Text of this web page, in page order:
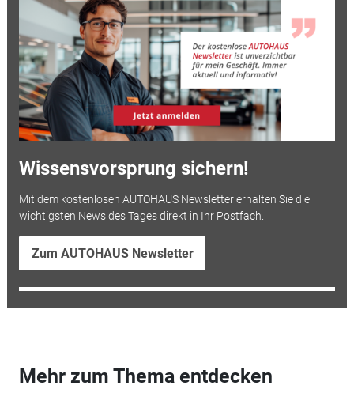
Wissensvorsprung sichern!
Mit dem kostenlosen AUTOHAUS Newsletter erhalten Sie die
wichtigsten News des Tages direkt in Ihr Postfach.
Zum AUTOHAUS Newsletter
Mehr zum Thema entdecken